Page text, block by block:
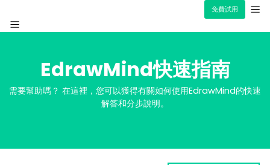
免費試用
心智圖
EdrawMind快速指南
需要幫助嗎？ 在這裡，您可以獲得有關如何使用EdrawMind的快速
解答和分步說明。